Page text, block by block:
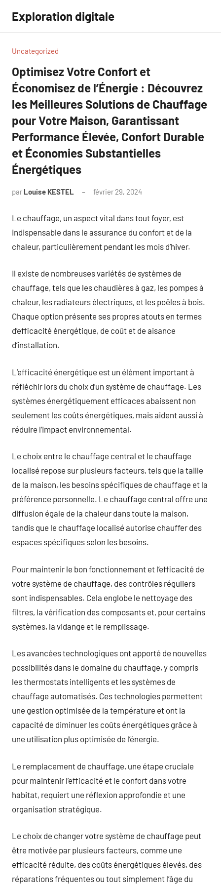
contenu
Exploration digitale
Uncategorized
Optimisez Votre Confort et
Économisez de l’Énergie : Découvrez
les Meilleures Solutions de Chauffage
pour Votre Maison, Garantissant
Performance Élevée, Confort Durable
et Économies Substantielles
Énergétiques
par Louise KESTEL février 29, 2024
Le chauffage, un aspect vital dans tout foyer, est
indispensable dans le assurance du confort et de la
chaleur, particulièrement pendant les mois d’hiver.
Il existe de nombreuses variétés de systèmes de
chauffage, tels que les chaudières à gaz, les pompes à
chaleur, les radiateurs électriques, et les poêles à bois.
Chaque option présente ses propres atouts en termes
d’efficacité énergétique, de coût et de aisance
d’installation.
L’efficacité énergétique est un élément important à
réfléchir lors du choix d’un système de chauffage. Les
systèmes énergétiquement efficaces abaissent non
seulement les coûts énergétiques, mais aident aussi à
réduire l’impact environnemental.
Le choix entre le chauffage central et le chauffage
localisé repose sur plusieurs facteurs, tels que la taille
de la maison, les besoins spécifiques de chauffage et la
préférence personnelle. Le chauffage central offre une
diffusion égale de la chaleur dans toute la maison,
tandis que le chauffage localisé autorise chauffer des
espaces spécifiques selon les besoins.
Pour maintenir le bon fonctionnement et l’efficacité de
votre système de chauffage, des contrôles réguliers
sont indispensables. Cela englobe le nettoyage des
filtres, la vérification des composants et, pour certains
systèmes, la vidange et le remplissage.
Les avancées technologiques ont apporté de nouvelles
possibilités dans le domaine du chauffage, y compris
les thermostats intelligents et les systèmes de
chauffage automatisés. Ces technologies permettent
une gestion optimisée de la température et ont la
capacité de diminuer les coûts énergétiques grâce à
une utilisation plus optimisée de l’énergie.
Le remplacement de chauffage, une étape cruciale
pour maintenir l’efficacité et le confort dans votre
habitat, requiert une réflexion approfondie et une
organisation stratégique.
Le choix de changer votre système de chauffage peut
être motivée par plusieurs facteurs, comme une
efficacité réduite, des coûts énergétiques élevés, des
réparations fréquentes ou tout simplement l’âge du